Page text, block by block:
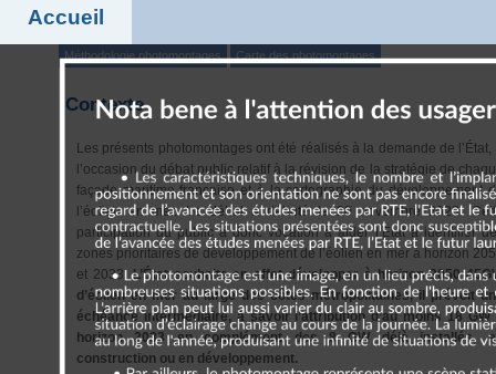
Accueil
Méthodologie photomontages Carte des photomontages
Contexte
Les présents photomontages ont été réalisés à la demande de l’État,
l’occasion du débat public relatif à la révision de la stratégie de
façade maritime française et à la cartographie du développement
l’éolien en mer. Le débat a débuté le 20 novembre 2023.
participation du public a donc vocation à aider l’État à identifier
zones prioritaires de développement de l’éolien en mer à horizon
et 2033.L’État souhaite en effet développer à horizon 2050
d’éolien en mer au large des côtes métropolitaines, il prévoit
échéance intermédiaire, à savoir l’attribution d’au moins 18 GW
horizon 2033 en complément des 8 GW déjà installés,
construction ou en développement.